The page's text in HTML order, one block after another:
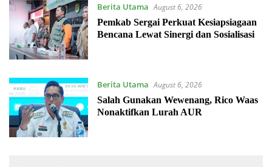
Berita Utama August 6, 2026
Pemkab Sergai Perkuat Kesiapsiagaan
Bencana Lewat Sinergi dan Sosialisasi
Berita Utama August 6, 2026
Salah Gunakan Wewenang, Rico Waas
Nonaktifkan Lurah AUR